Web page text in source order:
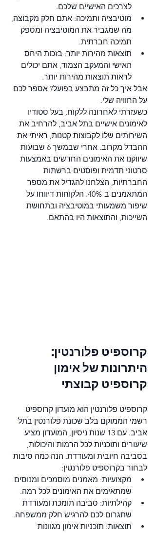
לצרכים האישיים שלכם.
מוטיבציה ותמיכה: אתם חלק מקבוצה,
מה שמגביר את המוטיבציה ומספק
תמיכה חברתית.
תוצאות מהירות יותר: בזכות היחס
האישי והמעקב הצמוד, אתם יכולים
לראות תוצאות מהירות יותר.
אבל איך כל זה מתבצע בפועל? אספר לכם
על החוויה שלי.
כשעזרתי לאחרונה ללקוח, בעל סטודיו
לאימונים אישיים בתל אביב, להרחיב את
השירותים שלו לקבוצות קטנות, ראיתי את
ההבדל מקרוב. אחרי שבמשך 6 שבועות
שיווקנו את האימונים החדשים באמצעות
סרטוני תדמית ופוסטים ברשתות
החברתיות, הצלחנו להגדיל את מספר
המתאמנים ב-40%. הלקוחות דיווחו על
שיפור משמעותי במוטיבציה ובתחושת
השייכות, והתוצאות היו בהתאם.
קרוספיט פלורנטין:
היתרונות של אימון
קרוספיט קבוצתי
קרוספיט פלורנטין הוא מועדון קרוספיט
רשמי הממוקם בלב שכונת פלורנטין בתל
אביב. עם 13 שנות ניסיון, המועדון מציע
שיעורים ותוכניות לכל הרמות והיכולות,
בסביבה חיובית ומעודדת. הנה כמה סיבות
לבחור בקרוספיט פלורנטין:
מקצועיות: מאמנים מוסמכים ומנוסים
שמתאימים את האימונים לכל רמה.
קהילתיות: סביבה תומכת ומעודדת
שתגרום לכם להרגיש חלק ממשפחה.
תוצאות: תוכניות אימון מגוונות